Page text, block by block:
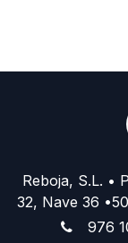
Reboja, S.L. •
32, Nave 36
976